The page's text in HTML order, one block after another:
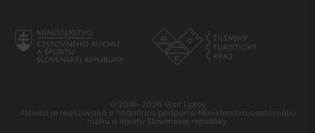
© 2016-2026 Visit Liptov
Aktivita je realizovaná s finančnou podporou Ministerstva cestovného
ruchu a športu Slovenskej republiky.